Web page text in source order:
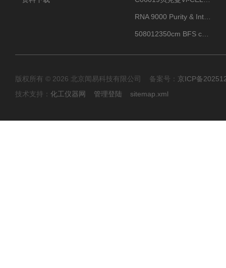
版权所有 © 2026 北京闻易科技有限公司 备案号： 京ICP备
技术支持： 化工仪器网 管理登陆 sitemap.xml